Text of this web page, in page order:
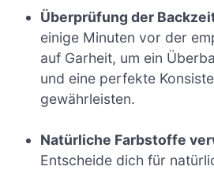
Überprüfung der
einige Minuten vor der
auf Garheit, um ein
und eine perfekte
gewährleisten.
Natürliche Farbstoffe
Entscheide dich für